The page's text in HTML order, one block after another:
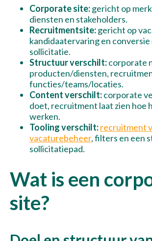
Corporate site:gericht op
diensten en stakeholders.
Recruitmentsite:gericht op
kandidaatervaring en conversie
sollicitatie.
Structuur verschilt:corporate
producten/diensten,
functies/teams/locaties.
Content verschilt:corporate
doet, recruitment laat zien hoe
werken.
Tooling verschilt:recruitment
vacaturebeheer, filters en een
sollicitatiepad.
Wat is een
site?